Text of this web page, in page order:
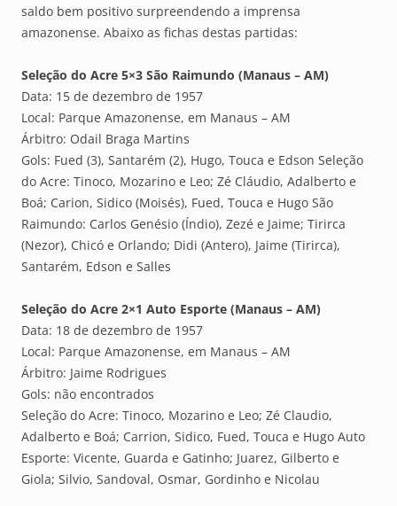
saldo bem positivo surpreendendo a imprensa
amazonense. Abaixo as fichas destas partidas:
Seleção do Acre 5×3 São Raimundo (Manaus – AM)
Data: 15 de dezembro de 1957
Local: Parque Amazonense, em Manaus – AM
Árbitro: Odail Braga Martins
Gols: Fued (3), Santarém (2), Hugo, Touca e Edson Seleção
do Acre: Tinoco, Mozarino e Leo; Zé Cláudio, Adalberto e
Boá; Carion, Sidico (Moisés), Fued, Touca e Hugo São
Raimundo: Carlos Genésio (Índio), Zezé e Jaime; Tirirca
(Nezor), Chicó e Orlando; Didi (Antero), Jaime (Tirirca),
Santarém, Edson e Salles
Seleção do Acre 2×1 Auto Esporte (Manaus – AM)
Data: 18 de dezembro de 1957
Local: Parque Amazonense, em Manaus – AM
Árbitro: Jaime Rodrigues
Gols: não encontrados
Seleção do Acre: Tinoco, Mozarino e Leo; Zé Claudio,
Adalberto e Boá; Carrion, Sidico, Fued, Touca e Hugo Auto
Esporte: Vicente, Guarda e Gatinho; Juarez, Gilberto e
Giola; Silvio, Sandoval, Osmar, Gordinho e Nicolau